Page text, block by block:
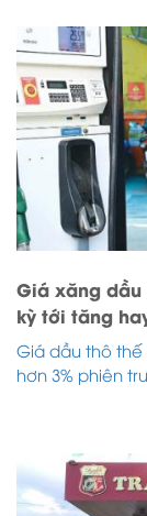
Giá xăng dầu
kỳ tới tăng
Giá dầu thô thế
hơn 3% phiên